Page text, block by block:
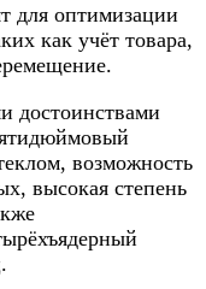
для оптимизации
как учёт товара,
достоинствами
возможность
высокая степень